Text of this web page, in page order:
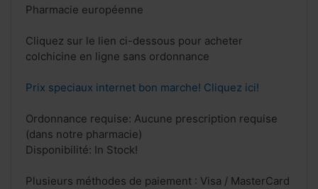
Pharmacie européenne
Cliquez sur le lien ci-dessous pour acheter
colchicine en ligne sans ordonnance
Prix speciaux internet bon marche! Cliquez ici!
Ordonnance requise: Aucune prescription requise
(dans notre pharmacie)
Disponibilité: In Stock!
Plusieurs méthodes de paiement : Visa / MasterCard